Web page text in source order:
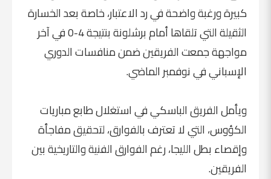
كبيرة ورغبة واضحة في رد الاعتبار، خاصة بعد الخسارة
الثقيلة التي تلقاها أمام برشلونة بنتيجة 4-0 في آخر
مواجهة جمعت الفريقين ضمن منافسات الدوري
الإسباني في نوفمبر الماضي.
ويأمل الفريق الباسكي في استغلال طابع مباريات
الكؤوس، التي لا تعترف بالفوارق، لتحقيق مفاجأة
وإقصاء بطل الليجا، رغم الفوارق الفنية والتاريخية بين
الفريقين.